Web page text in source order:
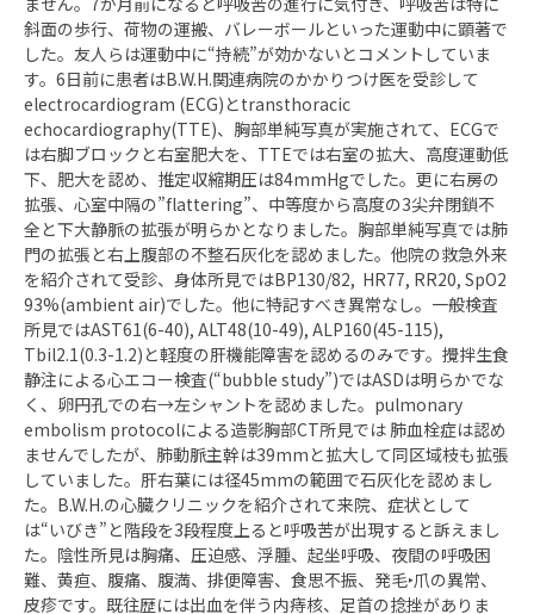
斜面の歩行、荷物の運搬、バレーボールといった運動中に顕著で
した。友人らは運動中に“持続”が効かないとコメントしていま
す。6日前に患者はB.W.H.関連病院のかかりつけ医を受診して
electrocardiogram (ECG)とtransthoracic
echocardiography(TTE)、胸部単純写真が実施されて、ECGで
は右脚ブロックと右室肥大を、TTEでは右室の拡大、高度運動低
下、肥大を認め、推定収縮期圧は84mmHgでした。更に右房の
拡張、心室中隔の”flattering”、中等度から高度の3尖弁閉鎖不
全と下大静脈の拡張が明らかとなりました。胸部単純写真では肺
門の拡張と右上腹部の不整石灰化を認めました。他院の救急外来
を紹介されて受診、身体所見ではBP130/82, HR77, RR20, SpO2
93%(ambient air)でした。他に特記すべき異常なし。一般検査
所見ではAST61(6-40), ALT48(10-49), ALP160(45-115),
Tbil2.1(0.3-1.2)と軽度の肝機能障害を認めるのみです。攪拌生食
静注による心エコー検査(“bubble study”)ではASDは明らかでな
く、卵円孔での右→左シャントを認めました。pulmonary
embolism protocolによる造影胸部CT所見では 肺血栓症は認め
ませんでしたが、肺動脈主幹は39mmと拡大して同区域枝も拡張
していました。肝右葉には径45mmの範囲で石灰化を認めまし
た。B.W.H.の心臓クリニックを紹介されて来院、症状として
は“いびき”と階段を3段程度上ると呼吸苦が出現すると訴えまし
た。陰性所見は胸痛、圧迫感、浮腫、起坐呼吸、夜間の呼吸困
難、黄疸、腹痛、腹満、排便障害、食思不振、発毛‣爪の異常、
皮疹です。既往歴には出血を伴う内痔核、足首の捻挫がありま